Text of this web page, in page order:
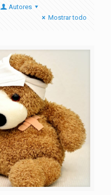
Autores
Mostrar todo